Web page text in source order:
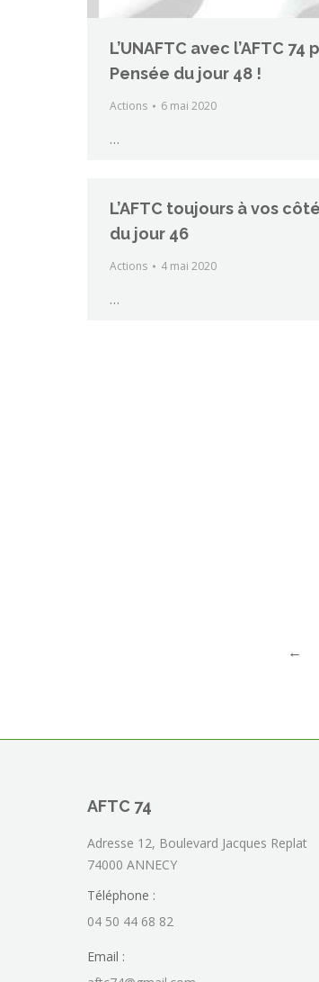
L’UNAFTC avec l’AFTC
Pensée du jour 48 !
Actions 6 mai 2020
…
L’AFTC toujours à vos
du jour 46
Actions 4 mai 2020
…
←
AFTC 74
Adresse 12, Boulevard Jacques Replat
74000 ANNECY
Téléphone :
04 50 44 68 82
Email :